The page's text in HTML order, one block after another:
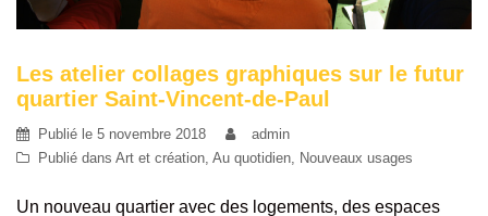
Les atelier collages graphiques sur le futur
quartier Saint-Vincent-de-Paul
Publié le 5 novembre 2018
admin
Publié dans Art et création Au quotidien Nouveaux usages
Un nouveau quartier avec des logements, des espaces